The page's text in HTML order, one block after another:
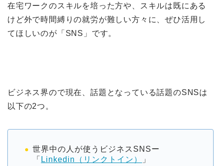
在宅ワークのスキルを培った方や、スキルは既にある
けど外で時間縛りの就労が難しい方々に、ぜひ活用し
てほしいのが「SNS」です。
ビジネス界ので現在、話題となっている話題のSNSは
以下の2つ。
世界中の人が使うビジネスSNSー
「 Linkedin（リンクトイン）
」